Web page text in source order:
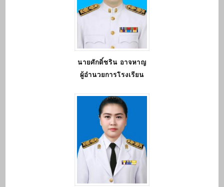
นายศักดิ์ชริน อาจหาญ
ผู้อำนวยการโรงเรียน